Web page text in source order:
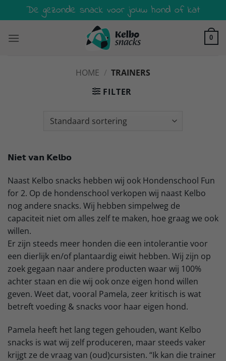
naar
De gezonde snack voor jouw hond of kat
0
HOME / TRAINERS
FILTER
𝗡𝗶𝗲𝘁 𝘃𝗮𝗻 𝗞𝗲𝗹𝗯𝗼
Naast Kelbo snacks hebben wij ook Hondenschool Fun
for 2. Op de hondenschool verkopen wij naast Kelbo
nog andere snacks. Wij hebben simpelweg de
capaciteit niet om alles zelf te maken, hoe graag we ook
willen.
Er zijn steeds meer honden die een intolerantie voor
een dierlijk en/of plantaardig eiwit hebben. Wij zijn op
zoek gegaan naar andere producten waar wij 100%
achter staan en die wij ook onze eigen hond willen
geven. Weet dat, vooral Pamela, zeer kritisch is wat
betreft voeding & snacks voor haar eigen hond.
Pamela heeft het lang tegen gehouden, want Kelbo
snacks is wat wij zelf produceren, maar steeds vaker
krijgt ze de vraag van (oud)cursisten. “Ik kan die trainer